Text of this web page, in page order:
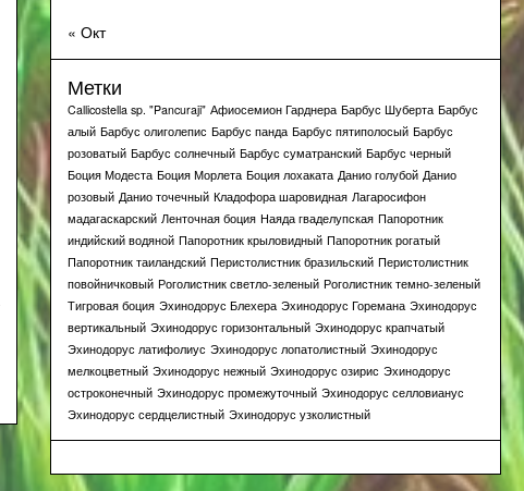
« Окт
Метки
Callicostella sp. "Pancuraji" Афиосемион Гарднера Барбус Шуберта Барбус
алый Барбус олиголепис Барбус панда Барбус пятиполосый Барбус
розоватый Барбус солнечный Барбус суматранский Барбус черный
Боция Модеста Боция Морлета Боция лохаката Данио голубой Данио
розовый Данио точечный Кладофора шаровидная Лагаросифон
мадагаскарский Ленточная боция Наяда гваделупская Папоротник
индийский водяной Папоротник крыловидный Папоротник рогатый
Папоротник таиландский Перистолистник бразильский Перистолистник
повойничковый Роголистник светло-зеленый Роголистник темно-зеленый
Тигровая боция Эхинодорус Блехера Эхинодорус Горемана Эхинодорус
вертикальный Эхинодорус горизонтальный Эхинодорус крапчатый
Эхинодорус латифолиус Эхинодорус лопатолистный Эхинодорус
мелкоцветный Эхинодорус нежный Эхинодорус озирис Эхинодорус
остроконечный Эхинодорус промежуточный Эхинодорус селловианус
Эхинодорус сердцелистный Эхинодорус узколистный